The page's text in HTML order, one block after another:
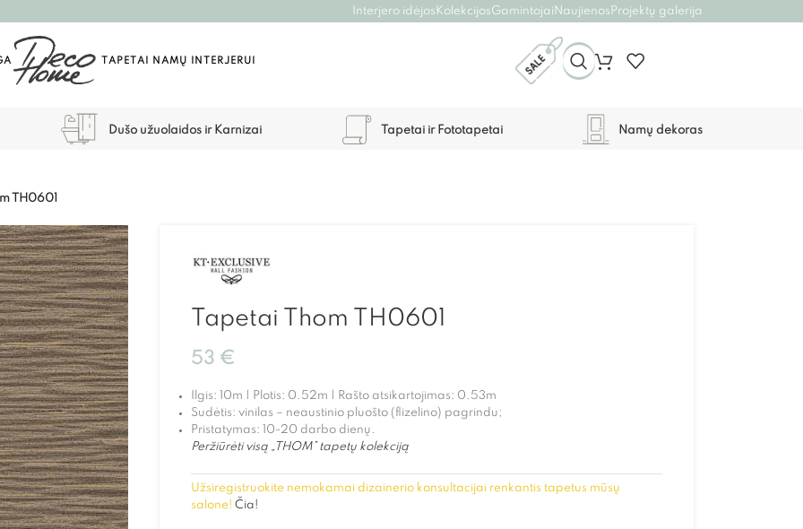
Interjero idėjos KolekcijosGamintojai Naujienos Projektų galerija
TAPETAI NAMŲ INTERJERUI
Dušo užuolaidos ir Karnizai Tapetai ir Fototapetai Namų dekoras
TH0601
Tapetai Thom TH0601
53 €
Ilgis: 10m | Plotis: 0.52m | Rašto atsikartojimas: 0.53m
Sudėtis: vinilas – neaustinio pluošto (flizelino) pagrindu;
Pristatymas: 10-20 darbo dienų.
Peržiūrėti visą „THOM” tapetų kolekciją
Užsiregistruokite nemokamai dizainerio konsultacijai renkantis tapetus mūsų
salone! Čia!